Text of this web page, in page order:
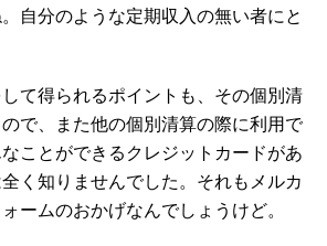
自分のような定期収入の無い者にと
て得られるポイントも、その個別清
で、また他の個別清算の際に利用で
ことができるクレジットカードがあ
く知りませんでした。それもメルカ
ームのおかげなんでしょうけど。